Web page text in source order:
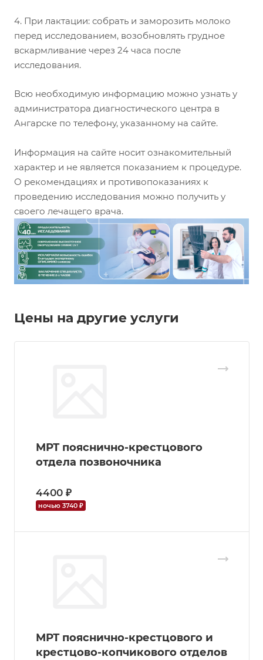
4. При лактации: собрать и заморозить молоко
перед исследованием, возобновлять грудное
вскармливание через 24 часа после
исследования.
Всю необходимую информацию можно узнать у
администратора диагностического центра в
Ангарске по телефону, указанному на сайте.
Информация на сайте носит ознакомительный
характер и не является показанием к процедуре.
О рекомендациях и противопоказаниях к
проведению исследования можно получить у
своего лечащего врача.
Цены на другие услуги
МРТ пояснично-крестцового
отдела позвоночника
4400 ₽
ночью 3740 ₽
МРТ пояснично-крестцового и
крестцово-копчикового отделов